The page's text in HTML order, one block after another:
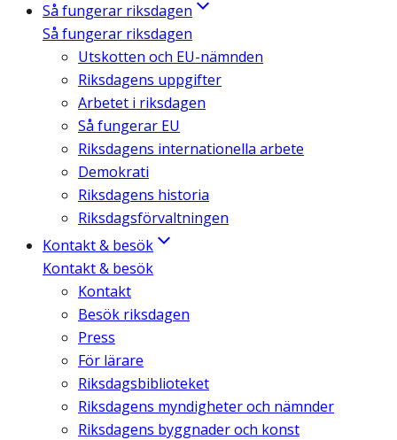
Så fungerar riksdagen
Så fungerar riksdagen
Utskotten och EU-nämnden
Riksdagens uppgifter
Arbetet i riksdagen
Så fungerar EU
Riksdagens internationella arbete
Demokrati
Riksdagens historia
Riksdagsförvaltningen
Kontakt & besök
Kontakt & besök
Kontakt
Besök riksdagen
Press
För lärare
Riksdagsbiblioteket
Riksdagens myndigheter och nämnder
Riksdagens byggnader och konst